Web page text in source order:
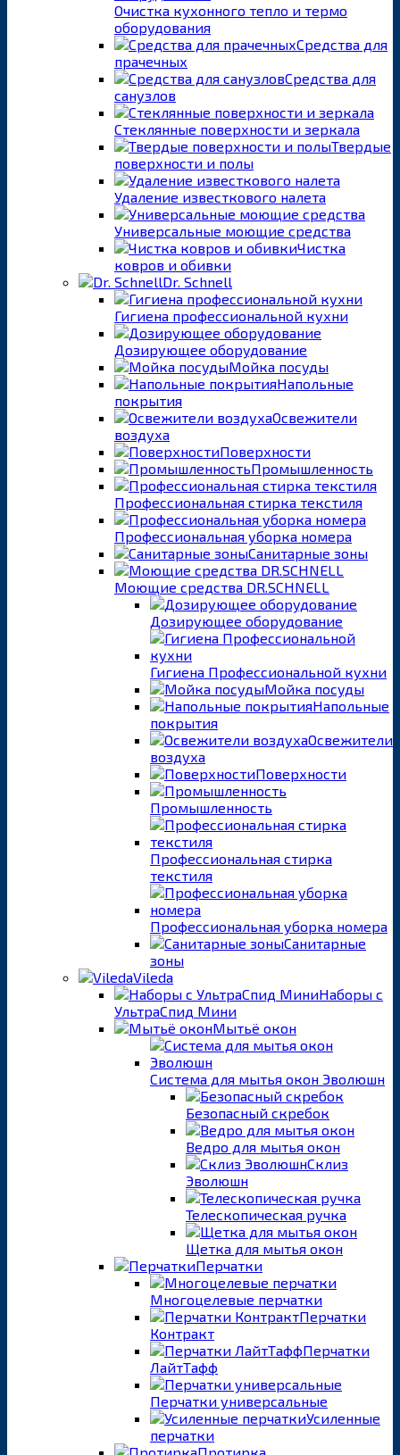
Очистка кухонного тепло и термо
оборудования
Средства для
прачечных
Средства для
санузлов
Стеклянные поверхности и зеркала
Твердые
поверхности и полы
Удаление известкового налета
Универсальные моющие средства
Чистка
ковров и обивки
Dr. Schnell
Гигиена профессиональной кухни
Дозирующее оборудование
Мойка посуды
Напольные
покрытия
Освежители
воздуха
Поверхности
Промышленность
Профессиональная стирка текстиля
Профессиональная уборка номера
Санитарные зоны
Моющие средства DR.SCHNELL
Дозирующее оборудование
Гигиена Профессиональной кухни
Мойка посуды
Напольные
покрытия
Освежители
воздуха
Поверхности
Промышленность
Профессиональная стирка
текстиля
Профессиональная уборка номера
Санитарные
зоны
Vileda
Наборы с
УльтраСпид Мини
Мытьё окон
Система для мытья окон Эволюшн
Безопасный скребок
Ведро для мытья окон
Склиз
Эволюшн
Телескопическая ручка
Щетка для мытья окон
Перчатки
Многоцелевые перчатки
Перчатки
Контракт
Перчатки
ЛайтТафф
Перчатки универсальные
Усиленные
перчатки
Протирка